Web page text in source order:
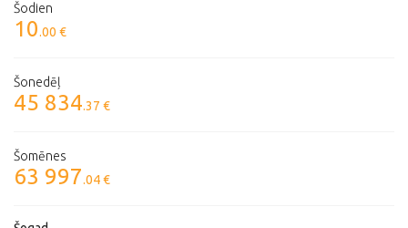
Šodien
10.00 €
Šonedēļ
45 834.37 €
Šomēnes
63 997.04 €